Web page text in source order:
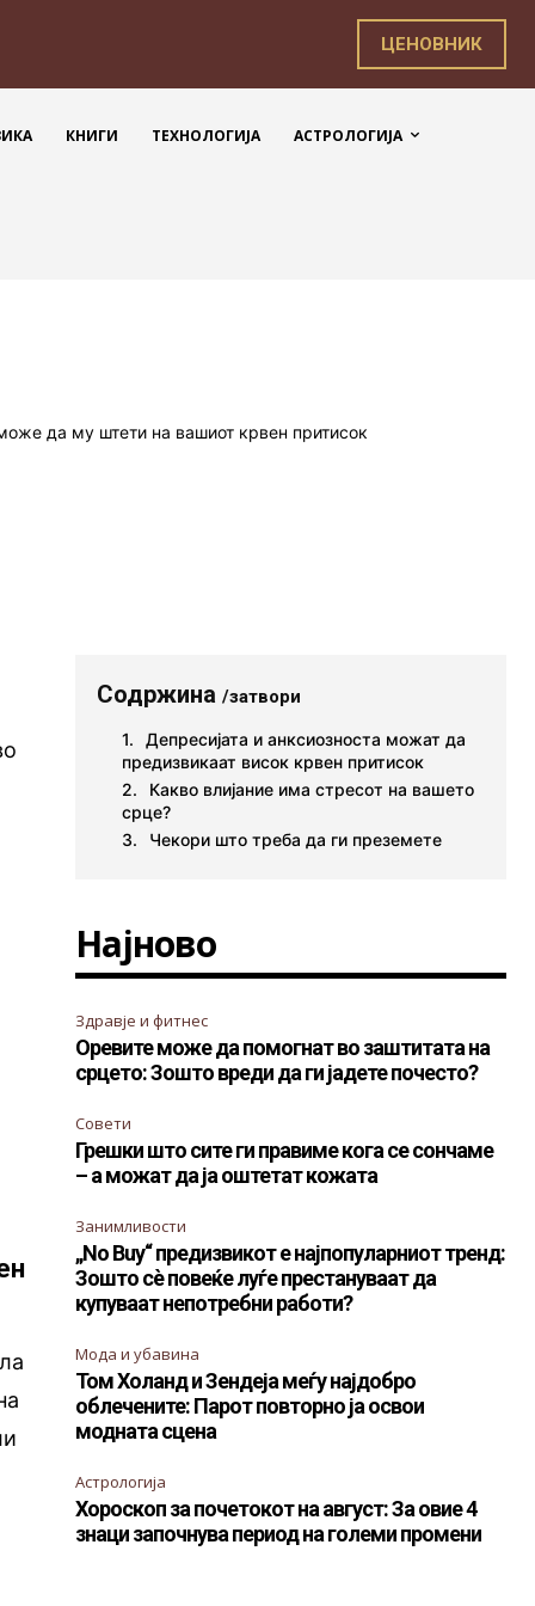
ЦЕНОВНИК
КНИГИ ТЕХНОЛОГИЈА АСТРОЛОГИЈА
Содржина/затвори
Депресијата и анксиозноста можат да
предизвикаат висок крвен притисок
Какво влијание има стресот на вашето
срце?
Чекори што треба да ги преземете
Најново
Здравје и фитнес
Оревите може да помогнат во заштитата на
срцето: Зошто вреди да ги јадете почесто?
Совети
Грешки што сите ги правиме кога се сончаме
– а можат да ја оштетат кожата
Занимливости
„No Buy“ предизвикот е најпопуларниот тренд:
Зошто сè повеќе луѓе престануваат да
купуваат непотребни работи?
Мода и убавина
Том Холанд и Зендеја меѓу најдобро
облечените: Парот повторно ја освои
модната сцена
Астрологија
Хороскоп за почетокот на август: За овие 4
знаци започнува период на големи промени